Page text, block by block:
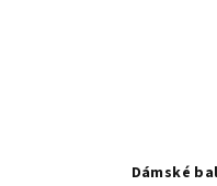
Dámské